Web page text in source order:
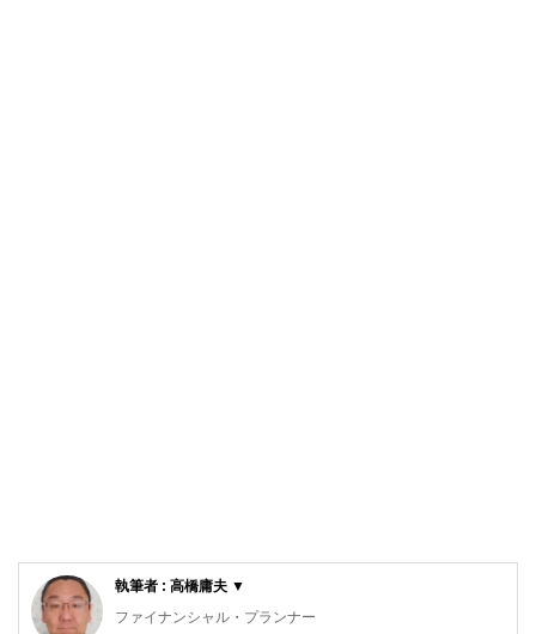
執筆者 : 高橋庸夫 ▼
ファイナンシャル・プランナー